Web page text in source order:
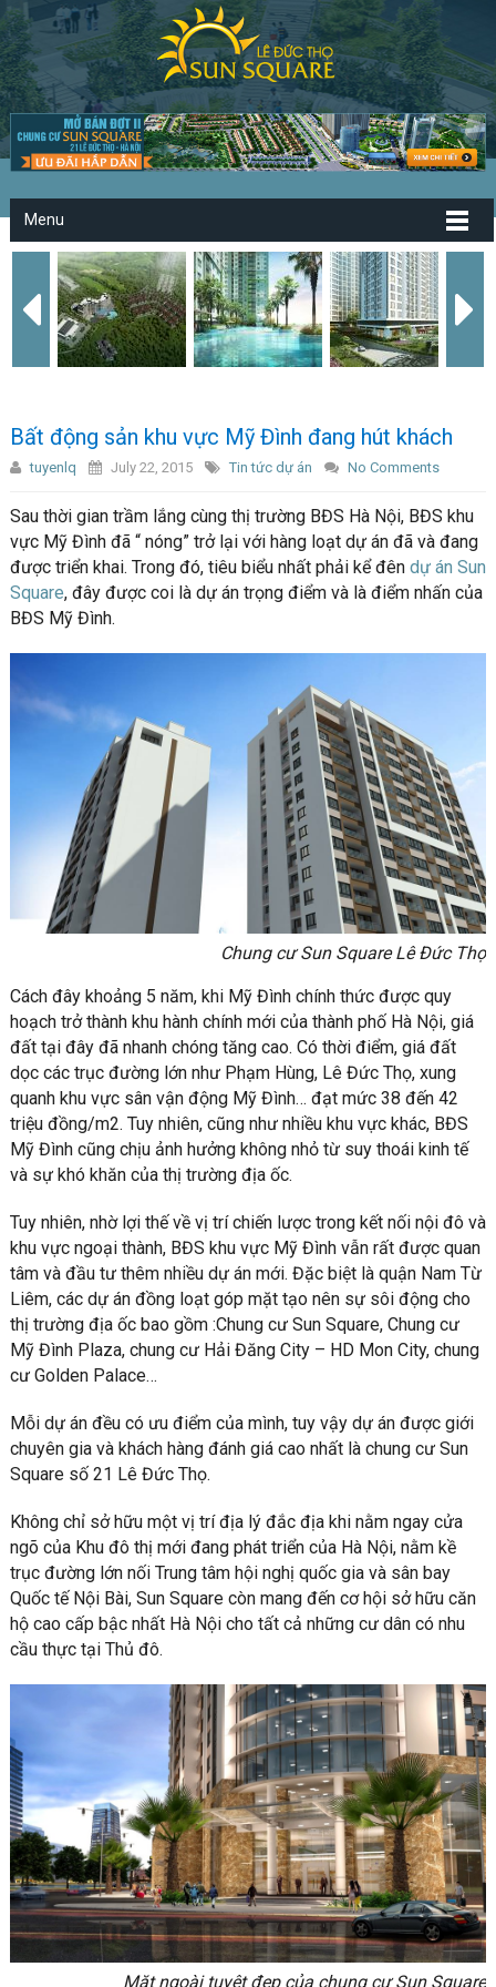
Menu
Bất động sản khu vực Mỹ Đình đang hút khách
tuyenlq July 22, 2015 Tin tức dự án No Comments
Sau thời gian trầm lắng cùng thị trường BĐS Hà Nội, BĐS khu
vực Mỹ Đình đã “ nóng” trở lại với hàng loạt dự án đã và đang
được triển khai. Trong đó, tiêu biểu nhất phải kể đên dự án Sun
Square, đây được coi là dự án trọng điểm và là điểm nhấn của
BĐS Mỹ Đình.
Chung cư Sun Square Lê Đức Thọ
Cách đây khoảng 5 năm, khi Mỹ Đình chính thức được quy
hoạch trở thành khu hành chính mới của thành phố Hà Nội, giá
đất tại đây đã nhanh chóng tăng cao. Có thời điểm, giá đất
dọc các trục đường lớn như Phạm Hùng, Lê Đức Thọ, xung
quanh khu vực sân vận động Mỹ Đình… đạt mức 38 đến 42
triệu đồng/m2. Tuy nhiên, cũng như nhiều khu vực khác, BĐS
Mỹ Đình cũng chịu ảnh hưởng không nhỏ từ suy thoái kinh tế
và sự khó khăn của thị trường địa ốc.
Tuy nhiên, nhờ lợi thế về vị trí chiến lược trong kết nối nội đô và
khu vực ngoại thành, BĐS khu vực Mỹ Đình vẫn rất được quan
tâm và đầu tư thêm nhiều dự án mới. Đặc biệt là quận Nam Từ
Liêm, các dự án đồng loạt góp mặt tạo nên sự sôi động cho
thị trường địa ốc bao gồm :Chung cư Sun Square, Chung cư
Mỹ Đình Plaza, chung cư Hải Đăng City – HD Mon City, chung
cư Golden Palace…
Mỗi dự án đều có ưu điểm của mình, tuy vậy dự án được giới
chuyên gia và khách hàng đánh giá cao nhất là chung cư Sun
Square số 21 Lê Đức Thọ.
Không chỉ sở hữu một vị trí địa lý đắc địa khi nằm ngay cửa
ngõ của Khu đô thị mới đang phát triển của Hà Nội, nằm kề
trục đường lớn nối Trung tâm hội nghị quốc gia và sân bay
Quốc tế Nội Bài, Sun Square còn mang đến cơ hội sở hữu căn
hộ cao cấp bậc nhất Hà Nội cho tất cả những cư dân có nhu
cầu thực tại Thủ đô.
Mặt ngoài tuyệt đẹp của chung cư Sun Square